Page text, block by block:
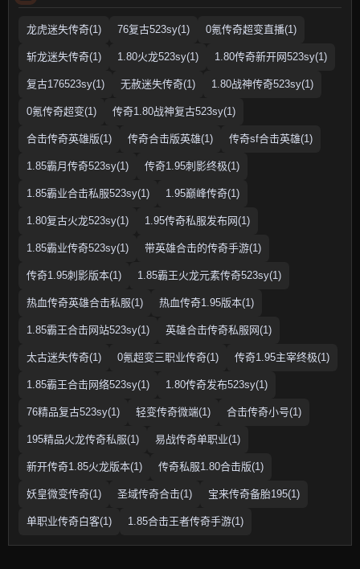
龙虎迷失传奇(1) 76复古523sy(1) 0氪传奇超变直播(1)
斩龙迷失传奇(1) 1.80火龙523sy(1) 1.80传奇新开网523sy(1)
复古176523sy(1) 无赦迷失传奇(1) 1.80战神传奇523sy(1)
0氪传奇超变(1) 传奇1.80战神复古523sy(1)
合击传奇英雄版(1) 传奇合击版英雄(1) 传奇sf合击英雄(1)
1.85霸月传奇523sy(1) 传奇1.95刺影终极(1)
1.85霸业合击私服523sy(1) 1.95巅峰传奇(1)
1.80复古火龙523sy(1) 1.95传奇私服发布网(1)
1.85霸业传奇523sy(1) 带英雄合击的传奇手游(1)
传奇1.95刺影版本(1) 1.85霸王火龙元素传奇523sy(1)
热血传奇英雄合击私服(1) 热血传奇1.95版本(1)
1.85霸王合击网站523sy(1) 英雄合击传奇私服网(1)
太古迷失传奇(1) 0氪超变三职业传奇(1) 传奇1.95主宰终极(1)
1.85霸王合击网络523sy(1) 1.80传奇发布523sy(1)
76精品复古523sy(1) 轻变传奇微端(1) 合击传奇小号(1)
195精品火龙传奇私服(1) 易战传奇单职业(1)
新开传奇1.85火龙版本(1) 传奇私服1.80合击版(1)
妖皇微变传奇(1) 圣域传奇合击(1) 宝来传奇备胎195(1)
单职业传奇白客(1) 1.85合击王者传奇手游(1)